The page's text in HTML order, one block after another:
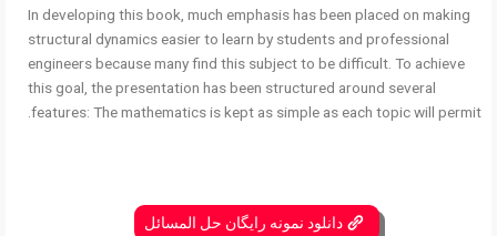
In developing this book, much emphasis has been placed on making
structural dynamics easier to learn by students and professional
engineers because many find this subject to be difficult. To achieve
this goal, the presentation has been structured around several
features: The mathematics is kept as simple as each topic will permit.
دانلود نمونه رایگان حل المسائل